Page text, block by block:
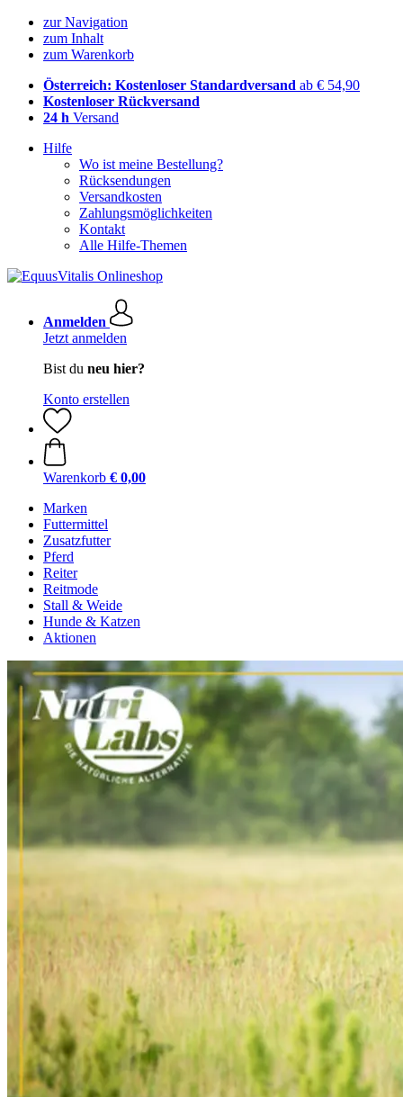
zur Navigation
zum Inhalt
zum Warenkorb
Österreich: Kostenloser Standardversand ab € 54,90
Kostenloser Rückversand
24 h Versand
Hilfe
Wo ist meine Bestellung?
Rücksendungen
Versandkosten
Zahlungsmöglichkeiten
Kontakt
Alle Hilfe-Themen
Anmelden
Jetzt anmelden
Bist du neu hier?
Konto erstellen
Warenkorb € 0,00
Marken
Futtermittel
Zusatzfutter
Pferd
Reiter
Reitmode
Stall & Weide
Hunde & Katzen
Aktionen